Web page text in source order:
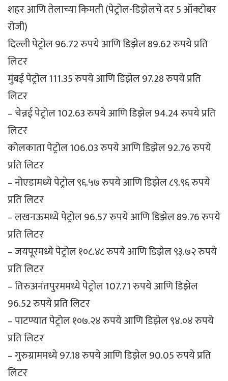
शहर आणि तेलाच्या किमती (पेट्रोल-डिझेलचे दर 5 ऑक्टोबर
रोजी)
दिल्ली पेट्रोल 96.72 रुपये आणि डिझेल 89.62 रुपये प्रति
लिटर
मुंबई पेट्रोल 111.35 रुपये आणि डिझेल 97.28 रुपये प्रति
लिटर
– चेन्नई पेट्रोल 102.63 रुपये आणि डिझेल 94.24 रुपये प्रति
लिटर
कोलकाता पेट्रोल 106.03 रुपये आणि डिझेल 92.76 रुपये
प्रति लिटर
– नोएडामध्ये पेट्रोल ९६.५७ रुपये आणि डिझेल ८९.९६ रुपये
प्रति लिटर
– लखनऊमध्ये पेट्रोल 96.57 रुपये आणि डिझेल 89.76 रुपये
प्रति लिटर
– जयपूरमध्ये पेट्रोल १०८.४८ रुपये आणि डिझेल ९३.७२ रुपये
प्रति लिटर
– तिरुअनंतपुरममध्ये पेट्रोल 107.71 रुपये आणि डिझेल
96.52 रुपये प्रति लिटर
– पाटण्यात पेट्रोल १०७.२४ रुपये आणि डिझेल ९४.०४ रुपये
प्रति लिटर
– गुरुग्राममध्ये 97.18 रुपये आणि डिझेल 90.05 रुपये प्रति
लिटर